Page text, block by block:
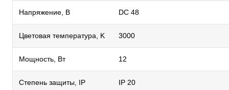
Напряжение, В DC 48
Цветовая температура, K 3000
Мощность, Вт 12
Степень защиты, IP IP 20